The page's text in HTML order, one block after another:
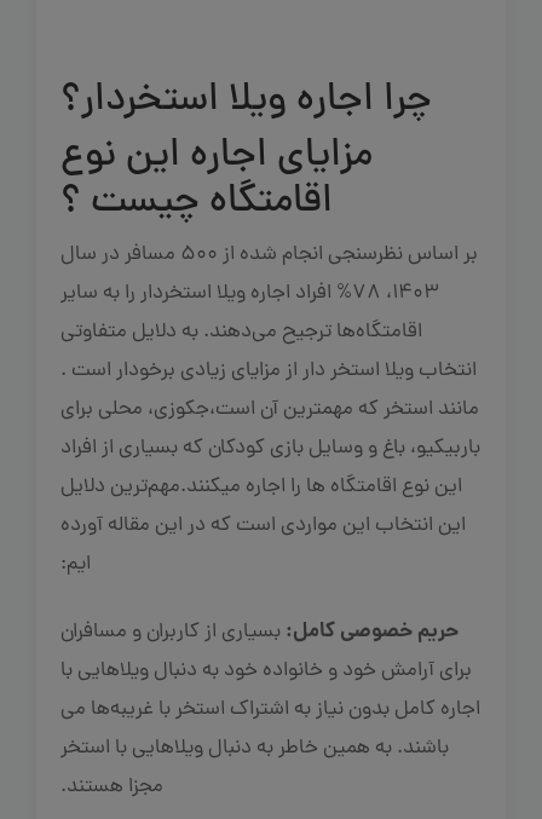
چرا اجاره ویلا استخردار؟
مزایای اجاره این نوع
اقامتگاه چیست ؟
بر اساس نظرسنجی انجام شده از 500 مسافر در سال
1403، 78% افراد اجاره ویلا استخردار را به سایر
اقامتگاه‌ها ترجیح می‌دهند. به دلایل متفاوتی
انتخاب ویلا استخر دار از مزایای زیادی برخودار است .
مانند استخر که مهمترین آن است،جکوزی، محلی برای
باربیکیو، باغ و وسایل بازی کودکان که بسیاری از افراد
این نوع اقامتگاه ها را اجاره میکنند.مهم‌ترین دلایل
این انتخاب این مواردی است که در این مقاله آورده
ایم:
حریم خصوصی کامل:بسیاری از کاربران و مسافران
برای آرامش خود و خانواده خود به دنبال ویلاهایی با
اجاره کامل بدون نیاز به اشتراک استخر با غریبه‌ها می
باشند. به همین خاطر به دنبال ویلاهایی با استخر
مجزا هستند.